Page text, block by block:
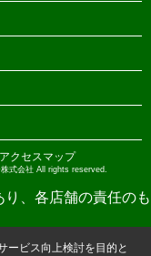
アクセスマップ
式会社 All rights reserved.
、各店舗の責任のも
ービス向上検討を目的と